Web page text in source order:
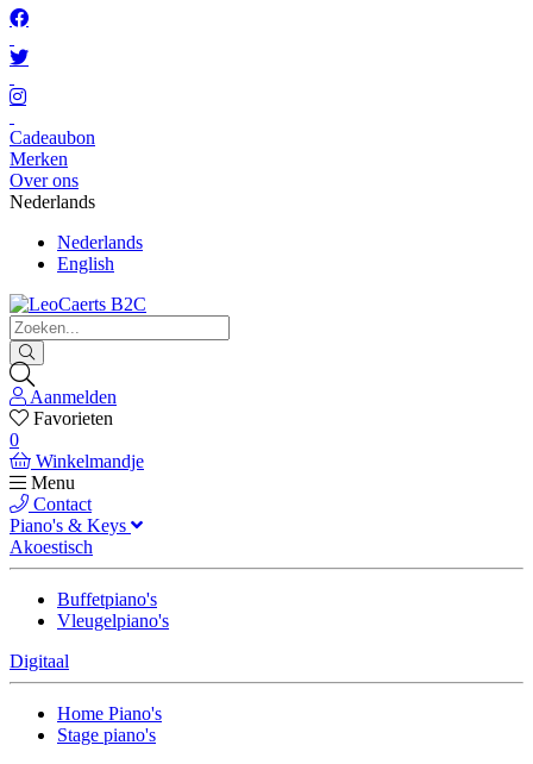
Cadeaubon
Merken
Over ons
Nederlands
Nederlands
English
Aanmelden
Favorieten
0
Winkelmandje
Menu
Contact
Piano's & Keys
Akoestisch
Buffetpiano's
Vleugelpiano's
Digitaal
Home Piano's
Stage piano's